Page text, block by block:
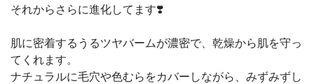
それからさらに進化してます❣️
肌に密着するうるツヤバームが濃密で、乾燥から肌を守っ
てくれます。
ナチュラルに毛穴や色むらをカバーしながら、みずみずし